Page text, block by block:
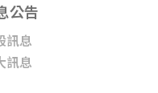
公告
訊息
訊息